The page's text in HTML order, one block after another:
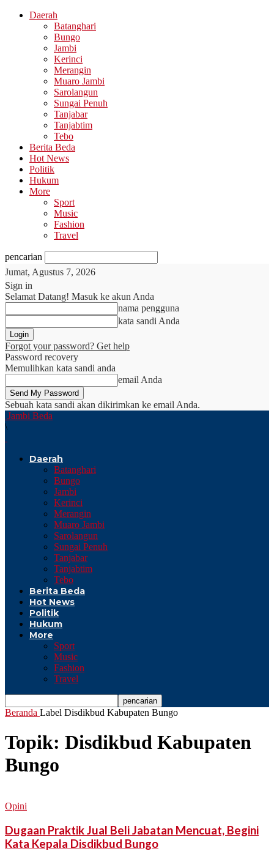
Daerah
Batanghari
Bungo
Jambi
Kerinci
Merangin
Muaro Jambi
Sarolangun
Sungai Penuh
Tanjabar
Tanjabtim
Tebo
Berita Beda
Hot News
Politik
Hukum
More
Sport
Music
Fashion
Travel
pencarian
Jumat, Agustus 7, 2026
Sign in
Selamat Datang! Masuk ke akun Anda
nama pengguna
kata sandi Anda
Forgot your password? Get help
Password recovery
Memulihkan kata sandi anda
email Anda
Sebuah kata sandi akan dikirimkan ke email Anda.
Jambi Beda
\
Daerah
Batanghari
Bungo
Jambi
Kerinci
Merangin
Muaro Jambi
Sarolangun
Sungai Penuh
Tanjabar
Tanjabtim
Tebo
Berita Beda
Hot News
Politik
Hukum
More
Sport
Music
Fashion
Travel
Beranda Label Disdikbud Kabupaten Bungo
Topik: Disdikbud Kabupaten
Bungo
Opini
Dugaan Praktik Jual Beli Jabatan Mencuat, Begini
Kata Kepala Disdikbud Bungo